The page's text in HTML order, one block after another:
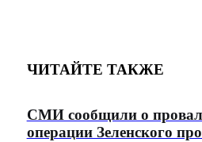
ЧИТАЙТЕ ТАКЖЕ
СМИ сообщили о
операции Зеленского